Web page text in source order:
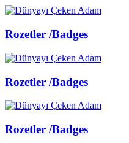
Rozetler /Badges
Rozetler /Badges
Rozetler /Badges